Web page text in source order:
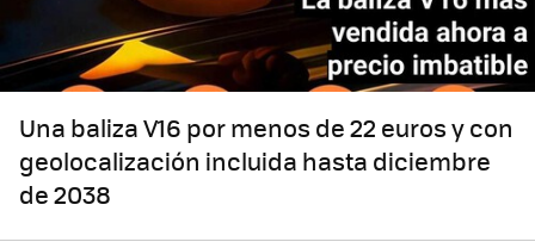
Una baliza V16 por menos de 22 euros y con
geolocalización incluida hasta diciembre
de 2038